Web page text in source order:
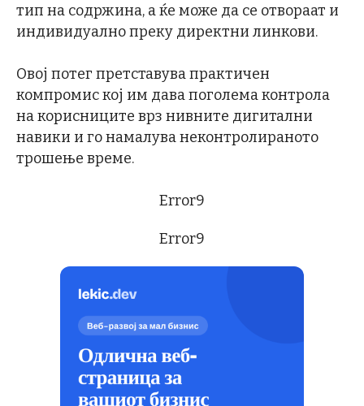
тип на содржина, а ќе може да се отвораат и
индивидуално преку директни линкови.
Овој потег претставува практичен
компромис кој им дава поголема контрола
на корисниците врз нивните дигитални
навики и го намалува неконтролираното
трошење време.
Error9
Error9